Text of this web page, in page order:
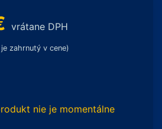
vrátane DPH
zahrnutý v cene)
nie je momentálne